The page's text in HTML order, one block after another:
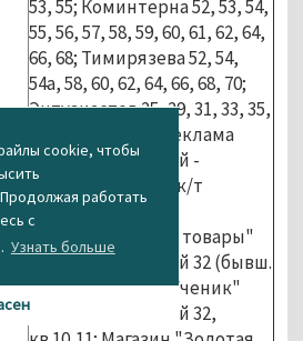
cookie, чтобы
работать
с
Узнать больше
53, 55; Коминтерна 52, 53, 54,
55, 56, 57, 58, 59, 60, 61, 62, 64,
66, 68; Тимирязева 52, 54,
54а, 58, 60, 62, 64, 66, 68, 70;
Энтузиастов 25, 29, 31, 33, 35,
37, 39, 41, 43, 45; Реклама
Вагоностроителей -
Дзержинского ( у к/т
Россия); магазин
"Промышленные товары"
Вагоностроителей 32 (бывш.
кв. 16); Магазин "Ученик"
Вагоностроителей 32,